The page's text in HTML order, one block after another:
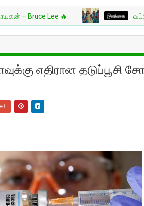
Lee 🔥 இலங்கை வட்டுக்கோட்டை
எதிரான தடுப்பூசி